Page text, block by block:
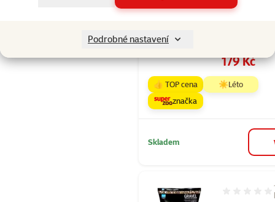
Podrobné nastavení
IMMO
Cena
179 Kč
👍 TOP cena
☀️Léto
značka
Skladem
Hodnocení